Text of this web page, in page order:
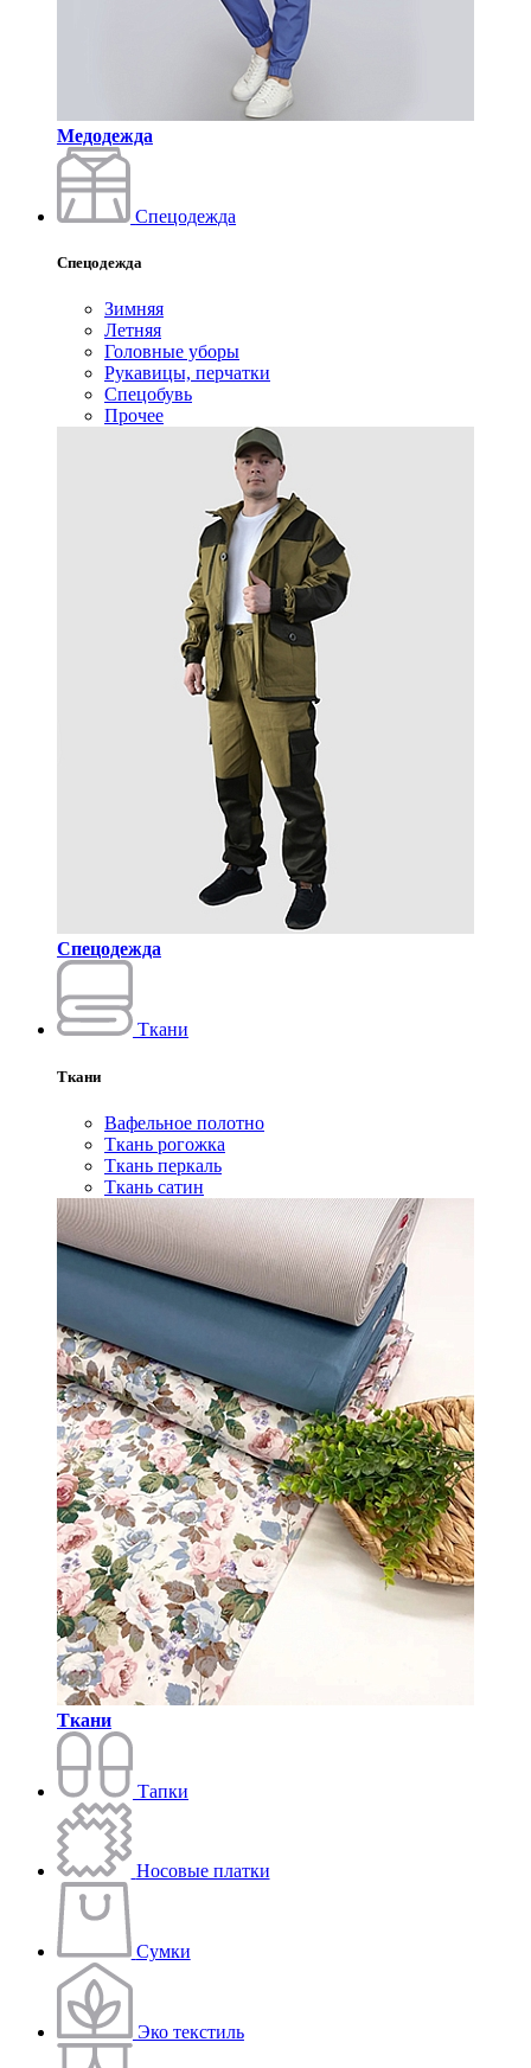
Медодежда
Спецодежда
Спецодежда
Зимняя
Летняя
Головные уборы
Рукавицы, перчатки
Спецобувь
Прочее
Спецодежда
Ткани
Ткани
Вафельное полотно
Ткань рогожка
Ткань перкаль
Ткань сатин
Ткани
Тапки
Носовые платки
Сумки
Эко текстиль